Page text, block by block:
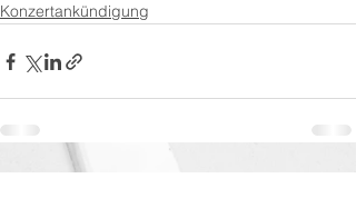
Konzertankündigung